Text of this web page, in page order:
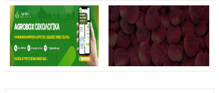
Θανάσης Καββαδάς: Θωρακίζεται όλη η χώρα απέναντι